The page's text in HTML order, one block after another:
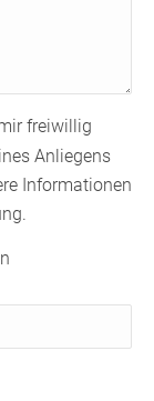
freiwillig
Anliegens
Informationen